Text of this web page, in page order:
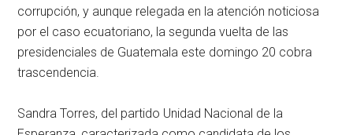
corrupción, y aunque relegada en la atención noticiosa
por el caso ecuatoriano, la segunda vuelta de las
presidenciales de Guatemala este domingo 20 cobra
trascendencia.
Sandra Torres, del partido Unidad Nacional de la